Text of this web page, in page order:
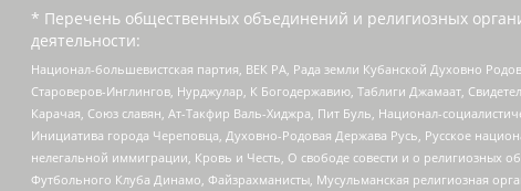
* Перечень общественных объединений и религиозных
деятельности:
Национал-большевистская партия, ВЕК РА, Рада земли Кубанской Духовно
Староверов-Инглингов, Нурджулар, К Богодержавию, Таблиги Джамаат,
Карачая, Союз славян, Ат-Такфир Валь-Хиджра, Пит Буль, Национал-
Инициатива города Череповца, Духовно-Родовая Держава Русь, Русское
нелегальной иммиграции, Кровь и Честь, О свободе совести и о религиозных
Футбольного Клуба Динамо, Файзрахманисты, Мусульманская религиозная